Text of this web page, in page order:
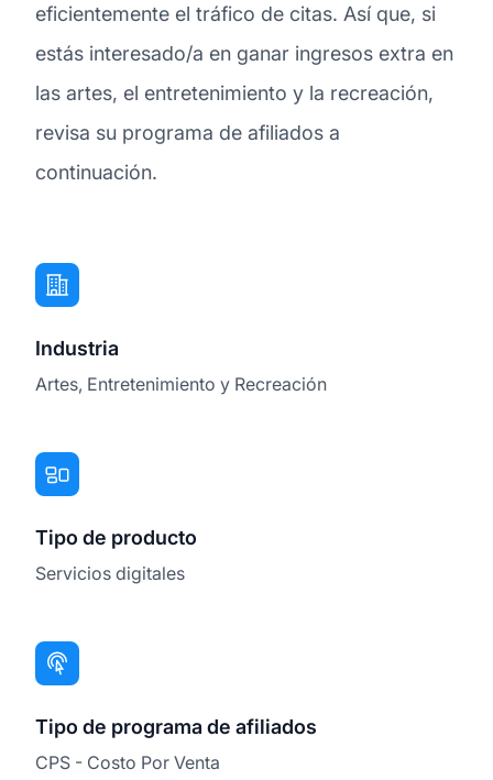
eficientemente el tráfico de citas. Así que, si
estás interesado/a en ganar ingresos extra en
las artes, el entretenimiento y la recreación,
revisa su programa de afiliados a
continuación.
Industria
Artes, Entretenimiento y Recreación
Tipo de producto
Servicios digitales
Tipo de programa de afiliados
CPS - Costo Por Venta